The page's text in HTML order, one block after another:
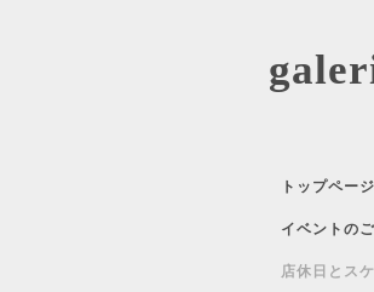
トップページ
イベントの
店休日とス